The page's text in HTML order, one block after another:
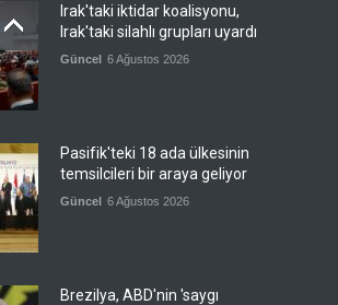
Irak'taki iktidar koalisyonu,
Irak'taki silahlı grupları uyardı
Güncel 6 Ağustos 2026
Pasifik'teki 18 ada ülkesinin
temsilcileri bir araya geliyor
Güncel 6 Ağustos 2026
Brezilya, ABD'nin 'saygı